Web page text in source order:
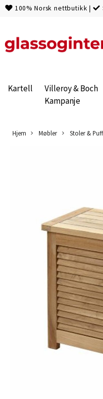
100% Norsk nettbutikk |
Kartell
Villeroy & Boch
Kampanje
Hjem Møbler Stoler &